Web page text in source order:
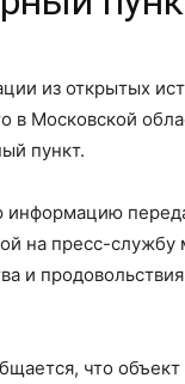
из открытых
в Московской
пункт.
на пресс-службу
и
что объект